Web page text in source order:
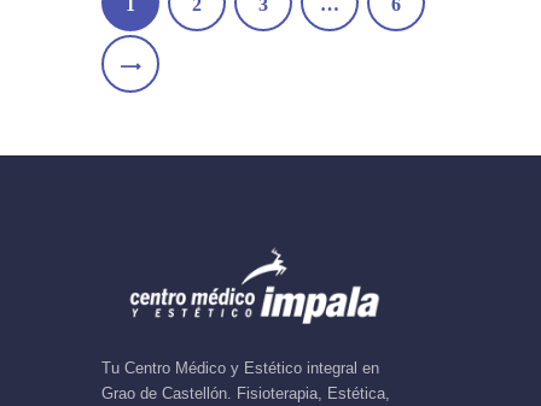
de
entradas
Tu Centro Médico y Estético integral en
Grao de Castellón. Fisioterapia, Estética,